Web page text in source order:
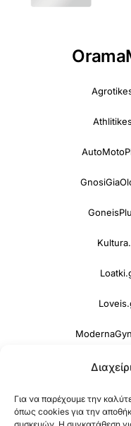
Για να παρέχουμε την
όπως cookies για την